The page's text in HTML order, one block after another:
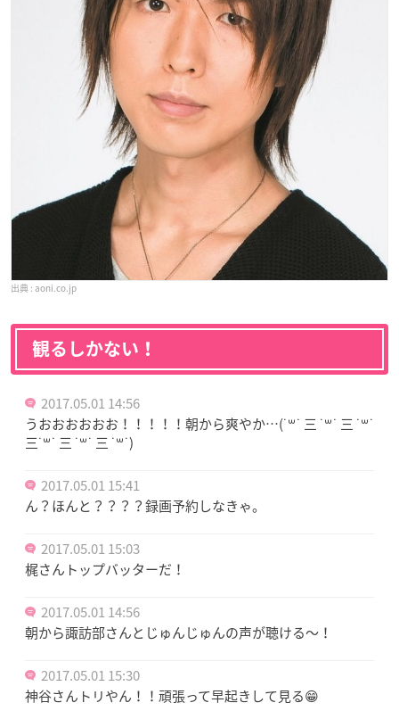
aoni.co.jp
観るしかない！
2017.05.01 14:56
うおおおおおお！！！！！朝から爽やか…(˙꒳˙ 三 ˙꒳˙ 三 ˙꒳˙
三˙꒳˙ 三 ˙꒳˙ 三 ˙꒳˙)
2017.05.01 15:41
ん？ほんと？？？？録画予約しなきゃ。
2017.05.01 15:03
梶さんトップバッターだ！
2017.05.01 14:56
朝から諏訪部さんとじゅんじゅんの声が聴ける〜！
2017.05.01 15:30
神谷さんトリやん！！頑張って早起きして見る😁